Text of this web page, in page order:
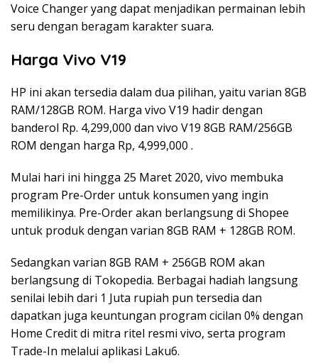
Voice Changer yang dapat menjadikan permainan lebih
seru dengan beragam karakter suara.
Harga Vivo V19
HP ini akan tersedia dalam dua pilihan, yaitu varian 8GB
RAM/128GB ROM. Harga vivo V19 hadir dengan
banderol Rp. 4,299,000 dan vivo V19 8GB RAM/256GB
ROM dengan harga Rp, 4,999,000 .
Mulai hari ini hingga 25 Maret 2020, vivo membuka
program Pre-Order untuk konsumen yang ingin
memilikinya. Pre-Order akan berlangsung di Shopee
untuk produk dengan varian 8GB RAM + 128GB ROM.
Sedangkan varian 8GB RAM + 256GB ROM akan
berlangsung di Tokopedia. Berbagai hadiah langsung
senilai lebih dari 1 Juta rupiah pun tersedia dan
dapatkan juga keuntungan program cicilan 0% dengan
Home Credit di mitra ritel resmi vivo, serta program
Trade-In melalui aplikasi Laku6.